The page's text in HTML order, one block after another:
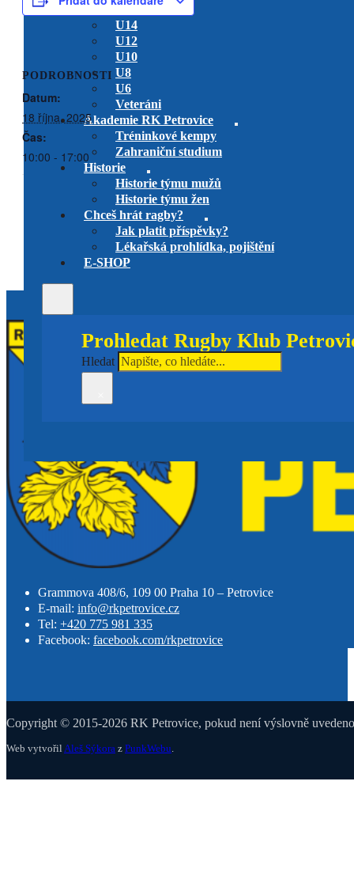
U15 Dívky
U14
U12
U10
U8
U6
Veteráni
Akademie RK Petrovice
Tréninkové kempy
Zahraniční studium
Historie
Historie týmu mužů
Historie týmu žen
Chceš hrát ragby?
Jak platit příspěvky?
Lékařská prohlídka, pojištění
E-SHOP
Prohledat Rugby Klub
Hledat
PODROBNOSTI
Datum:
18 října, 2025
Čas:
10:00 - 17:00
RK PetroviceU14vs. RC Tatra
Smíchov
Petrovice
venkovní utkání
Grammova 408/6, 109 00 Praha 10 – Petrovice
E-mail: info@rkpetrovice.cz
Tel: +420 775 981 335
Facebook: facebook.com/rkpetrovice
Copyright © 2015-2026 RK Petrovice, pokud není výslovně
Web vytvořil Aleš Sýkora z PunkWebu